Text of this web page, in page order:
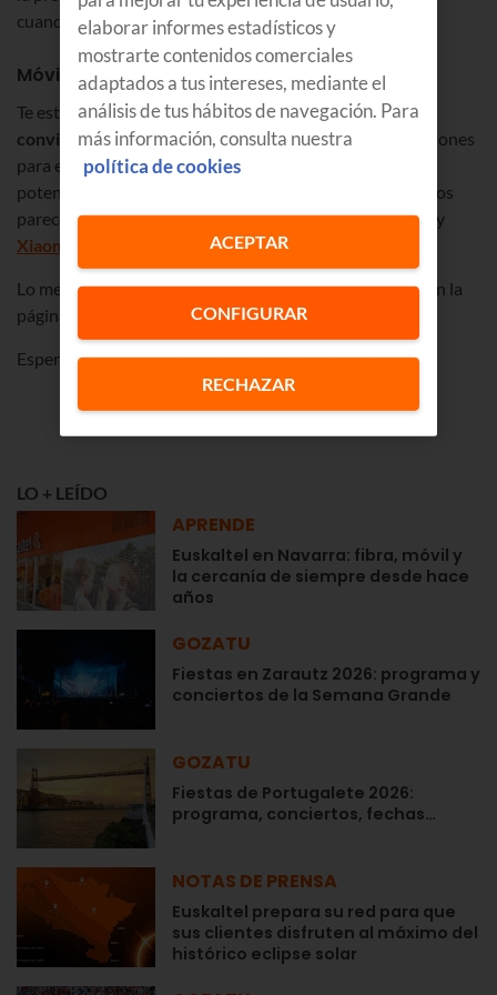
cuando llegue el calorcito.
Móviles ilimitados
Te estarás preguntando cuáles son losmóviles que se
convierten en ilimitados. Pues te damos bastantes opciones
para elegir: varios iPhone, un Note con S-Pen y lo más
potente de Samsung. En relación calidad-precio, estos nos
parecen una pasada:Samsung Galaxy A31,OPPO A91
y
Xiaomi MI 10 Lite
Lo mejor es que les eches un ojo y lo veas por ti mismo en la
página de
móviles de Euskaltel.
Esperamos que te guste esta promo!!
LO + LEÍDO
APRENDE
Euskaltel en Navarra: fibra, móvil y
la cercanía de siempre desde hace
años
GOZATU
Fiestas en Zarautz 2026: programa y
conciertos de la Semana Grande
GOZATU
Fiestas de Portugalete 2026:
programa, conciertos, fechas…
NOTAS DE PRENSA
Euskaltel prepara su red para que
sus clientes disfruten al máximo del
histórico eclipse solar
elaborar informes estadísticos y
mostrarte contenidos comerciales
adaptados a tus intereses, mediante el
análisis de tus hábitos de navegación. Para
más información, consulta nuestra
política de cookies
CONFIGURAR
RECHAZAR
ACEPTAR